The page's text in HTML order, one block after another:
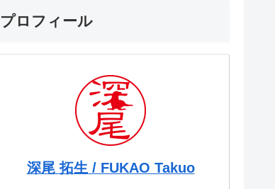
プロフィール
深尾 拓生 / FUKAO Takuo